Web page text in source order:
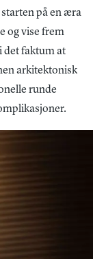
på en æra
og vise frem
det faktum at
arkitektonisk
runde